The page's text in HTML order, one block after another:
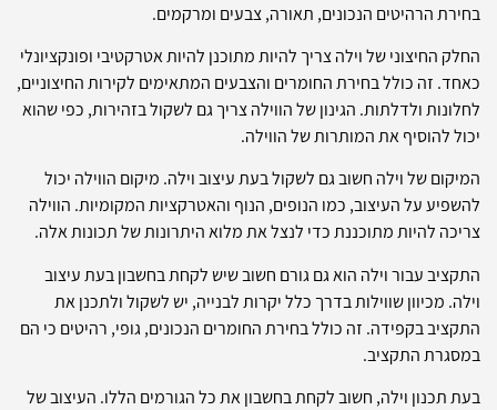
בחירת הרהיטים הנכונים, תאורה, צבעים ומרקמים.
החלק החיצוני של וילה צריך להיות מתוכנן להיות אטרקטיבי ופונקציונלי
כאחד. זה כולל בחירת החומרים והצבעים המתאימים לקירות החיצוניים,
לחלונות ולדלתות. הגינון של הווילה צריך גם לשקול בזהירות, כפי שהוא
יכול להוסיף את המותרות של הווילה.
המיקום של וילה חשוב גם לשקול בעת עיצוב וילה. מיקום הווילה יכול
להשפיע על העיצוב, כמו הנופים, הנוף והאטרקציות המקומיות. הווילה
צריכה להיות מתוכננת כדי לנצל את מלוא היתרונות של תכונות אלה.
התקציב עבור וילה הוא גם גורם חשוב שיש לקחת בחשבון בעת עיצוב
וילה. מכיוון שווילות בדרך כלל יקרות לבנייה, יש לשקול ולתכנן את
התקציב בקפידה. זה כולל בחירת החומרים הנכונים, גופי, רהיטים כי הם
במסגרת התקציב.
בעת תכנון וילה, חשוב לקחת בחשבון את כל הגורמים הללו. העיצוב של